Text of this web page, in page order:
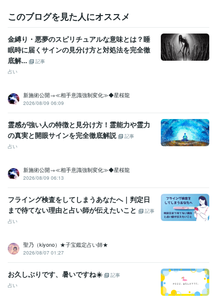
このブログを見た人にオススメ
金縛り・悪夢のスピリチュアルな意味とは？睡
眠時に届くサインの見分け方と対処法を完全徹
底解...
記事
占い
新施術公開→≪相手意識強制変化≫◆星桜龍
2026/08/09 06:09
霊感が強い人の特徴と見分け方！霊能力や霊力
の真実と開眼サインを完全徹底解説
記事
占い
新施術公開→≪相手意識強制変化≫◆星桜龍
2026/08/09 06:13
フライング検査をしてしまうあなたへ｜判定日
まで待てない理由と占い師が伝えたいこと
記事
占い
聖乃（kiyono）★子宝鑑定占い師★
2026/08/07 01:27
お久しぶりです、暑いですね☀️
記事
占い